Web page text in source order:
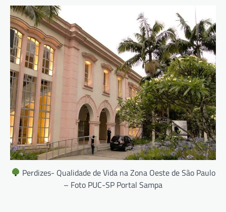
Perdizes- Qualidade de Vida na Zona Oeste de São Paulo
– Foto PUC-SP Portal Sampa